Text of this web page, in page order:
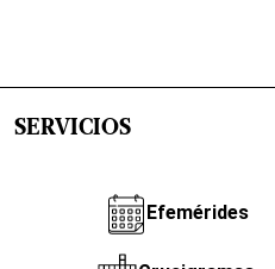
SERVICIOS
Efemérides